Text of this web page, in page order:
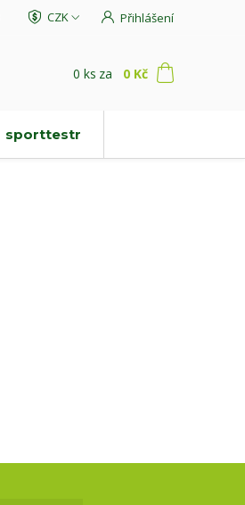
CZK Přihlášení
0 ks za 0 Kč
sporttestr